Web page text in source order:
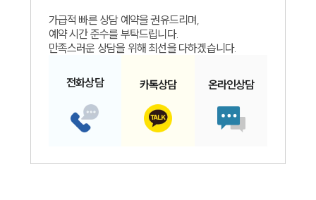
가급적 빠른 상담 예약을 권유드리며,
예약 시간 준수를 부탁드립니다.
만족스러운 상담을 위해 최선을 다하겠습니다.
전화상담 카톡상담 온라인상담